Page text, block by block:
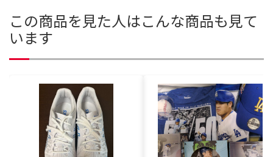
この商品を見た人はこんな商品も見て
います